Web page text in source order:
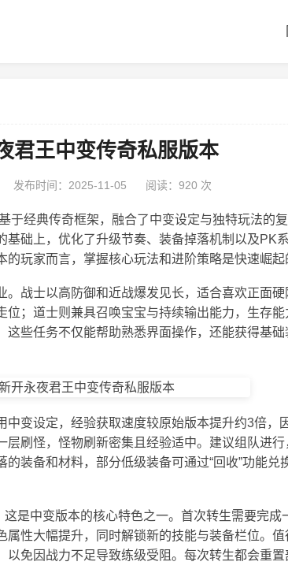
君王中变传奇私服版本
发布时间：2025-11-05 阅读： 920 次
于经典传奇框架，融合了中变设定与独特玩法的复
础上，优化了升级节奏、装备掉落机制以及PK
玩家而言，掌握核心玩法和进阶策略是快速崛起
战士以高防御和近战爆发见长，适合喜欢正面
；道士则兼具召唤宝宝与持续输出能力，生存
些任务不仅能帮助熟悉界面操作，还能获得基础
变设定，经验获取速度较原始版本提升约3倍，
刷怪，怪物刷新密集且经验适中。建议组队进
装备和材料，部分低级装备可通过“回收”功能兑
这是中变版本的核心特色之一。首次转生需要完成
性大幅提升，同时解锁新的技能与装备栏位。
免因战力不足导致练级受阻。每次转生都会重